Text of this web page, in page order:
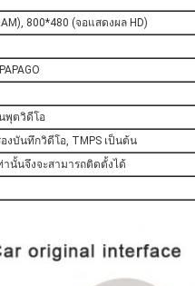
800*480 (จอแสดงผล HD)
พุตวิดีโอ
องบันทึกวิดีโอ, TMPS เป็นต้น
านั้นจึงจะสามารถติดตั้งได้